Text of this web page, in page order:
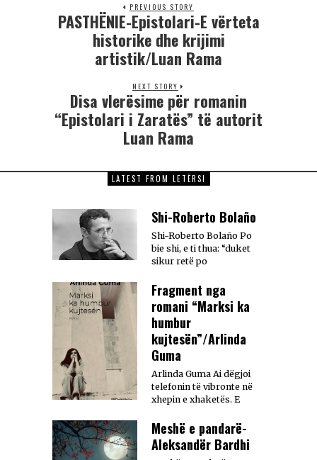
PREVIOUS STORY
PASTHËNIE-Epistolari-E vërteta
historike dhe krijimi
artistik/Luan Rama
NEXT STORY
Disa vlerësime për romanin
“Epistolari i Zaratës” të autorit
Luan Rama
LATEST FROM LETËRSI
Shi-Roberto Bolaño
Shi-Roberto Bolaño Po
bie shi, e ti thua: “duket
sikur retë po
Fragment nga
romani “Marksi ka
humbur
kujtesën”/Arlinda
Guma
Arlinda Guma Ai dëgjoi
telefonin të vibronte në
xhepin e xhaketës. E
Meshë e pandarë-
Aleksandër Bardhi